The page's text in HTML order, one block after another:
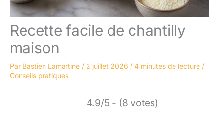
Recette facile de chantilly
maison
Par Bastien Lamartine / 2 juillet 2026 / 4 minutes de lecture /
Conseils pratiques
4.9/5 - (8 votes)